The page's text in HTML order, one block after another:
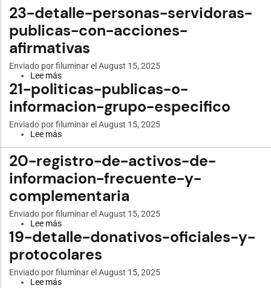
informacion-
relevante-
el-
ejercicio-
de-
derechos-
23-detalle-personas-servidoras-
publicas-con-acciones-
afirmativas
Enviado porfiluminarel August 15, 2025
Lee más
23-
detalle-
personas-
servidoras-
publicas-
afirmativas
21-politicas-publicas-o-
informacion-grupo-especifico
Enviado porfiluminarel August 15, 2025
Lee más
politicas-
publicas-
informacion-
grupo-
especifico
20-registro-de-activos-de-
informacion-frecuente-y-
complementaria
Enviado porfiluminarel August 15, 2025
Lee más
20-
registro-
de-
activos-
de-
19-detalle-donativos-oficiales-y-
protocolares
Enviado porfiluminarel August 15, 2025
Lee más